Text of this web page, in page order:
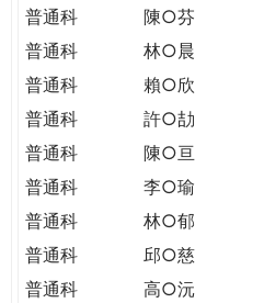
普通科
陳○芬
普通科
林○晨
普通科
賴○欣
普通科
許○劼
普通科
陳○亘
普通科
李○瑜
普通科
林○郁
普通科
邱○慈
普通科
高○沅